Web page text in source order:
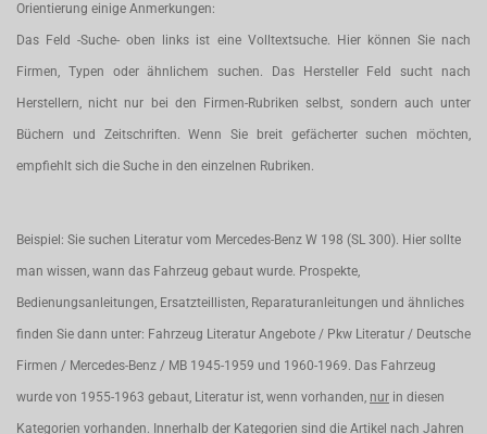
Orientierung einige Anmerkungen:
Das Feld -Suche- oben links ist eine Volltextsuche. Hier können Sie nach
Firmen, Typen oder ähnlichem suchen. Das Hersteller Feld sucht nach
Herstellern, nicht nur bei den Firmen-Rubriken selbst, sondern auch unter
Büchern und Zeitschriften. Wenn Sie breit gefächerter suchen möchten,
empfiehlt sich die Suche in den einzelnen Rubriken.
Beispiel: Sie suchen Literatur vom Mercedes-Benz W 198 (SL 300). Hier sollte
man wissen, wann das Fahrzeug gebaut wurde. Prospekte,
Bedienungsanleitungen, Ersatzteillisten, Reparaturanleitungen und ähnliches
finden Sie dann unter: Fahrzeug Literatur Angebote / Pkw Literatur / Deutsche
Firmen / Mercedes-Benz / MB 1945-1959 und 1960-1969. Das Fahrzeug
wurde von 1955-1963 gebaut, Literatur ist, wenn vorhanden, nur in diesen
Kategorien vorhanden. Innerhalb der Kategorien sind die Artikel nach Jahren